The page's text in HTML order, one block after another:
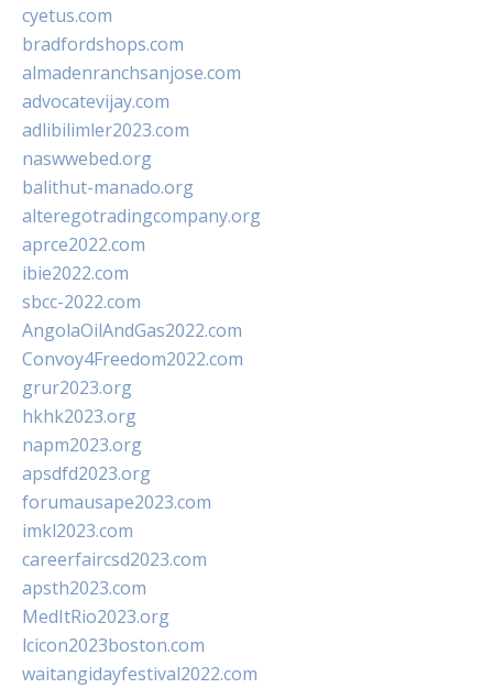
cyetus.com
bradfordshops.com
almadenranchsanjose.com
advocatevijay.com
adlibilimler2023.com
naswwebed.org
balithut-manado.org
alteregotradingcompany.org
aprce2022.com
ibie2022.com
sbcc-2022.com
AngolaOilAndGas2022.com
Convoy4Freedom2022.com
grur2023.org
hkhk2023.org
napm2023.org
apsdfd2023.org
forumausape2023.com
imkl2023.com
careerfaircsd2023.com
apsth2023.com
MedItRio2023.org
lcicon2023boston.com
waitangidayfestival2022.com